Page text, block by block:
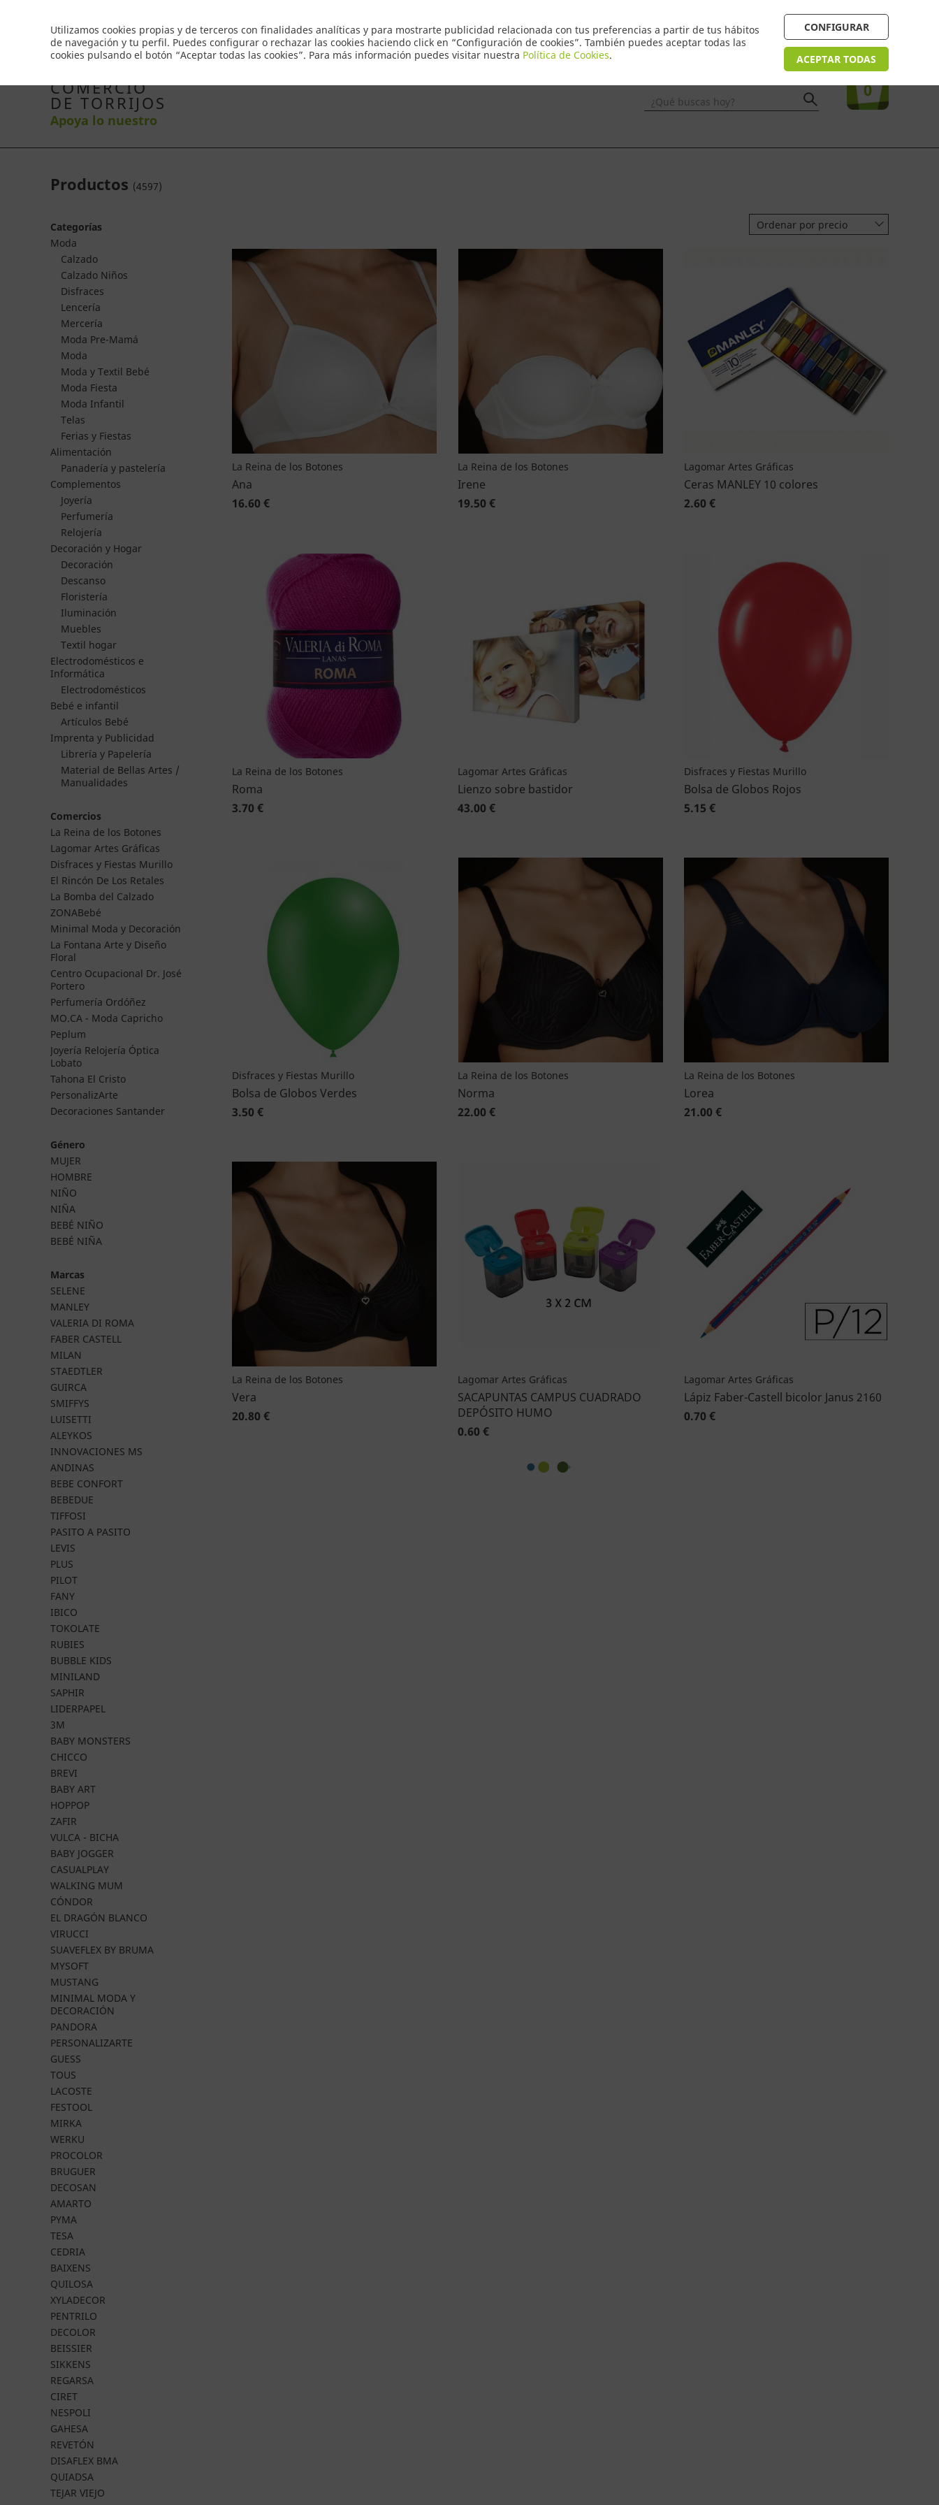
Utilizamos cookies propias y de terceros con finalidades analíticas y para mostrarte publicidad relacionada con tus preferencias a partir de tus hábitos
de navegación y tu perfil. Puedes configurar o rechazar las cookies haciendo click en “Configuración de cookies”. También puedes aceptar todas las
cookies pulsando el botón “Aceptar todas las cookies”. Para más información puedes visitar nuestra Política de Cookies.
CONFIGURAR
ACEPTAR TODAS
¿Necesitas ayuda? FAQ
Tu compra
0
Inicio Productos Comercios Ofertas Contacto
¿Qué buscas hoy?
COMERCIO
DE TORRIJOS
Apoya lo nuestro
Productos (4597)
Categorías
Moda
Calzado
Calzado Niños
Disfraces
Lencería
Mercería
Moda Pre-Mamá
Moda
Moda y Textil Bebé
Moda Fiesta
Moda Infantil
Telas
Ferias y Fiestas
Alimentación
Panadería y pastelería
Complementos
Joyería
Perfumería
Relojería
Decoración y Hogar
Decoración
Descanso
Floristería
Iluminación
Muebles
Textil hogar
Electrodomésticos e
Informática
Electrodomésticos
Bebé e infantil
Artículos Bebé
Imprenta y Publicidad
Librería y Papelería
Material de Bellas Artes /
Manualidades
Comercios
La Reina de los Botones
Lagomar Artes Gráficas
Disfraces y Fiestas Murillo
El Rincón De Los Retales
La Bomba del Calzado
ZONABebé
Minimal Moda y Decoración
La Fontana Arte y Diseño
Floral
Centro Ocupacional Dr. José
Portero
Perfumería Ordóñez
MO.CA - Moda Capricho
Peplum
Joyería Relojería Óptica
Lobato
Tahona El Cristo
PersonalizArte
Decoraciones Santander
Género
MUJER
HOMBRE
NIÑO
NIÑA
BEBÉ NIÑO
BEBÉ NIÑA
Marcas
SELENE
MANLEY
VALERIA DI ROMA
FABER CASTELL
MILAN
STAEDTLER
GUIRCA
SMIFFYS
LUISETTI
ALEYKOS
INNOVACIONES MS
ANDINAS
BEBE CONFORT
BEBEDUE
TIFFOSI
PASITO A PASITO
LEVIS
PLUS
PILOT
FANY
IBICO
TOKOLATE
RUBIES
BUBBLE KIDS
MINILAND
SAPHIR
LIDERPAPEL
3M
BABY MONSTERS
CHICCO
BREVI
BABY ART
HOPPOP
ZAFIR
VULCA - BICHA
BABY JOGGER
CASUALPLAY
WALKING MUM
CÓNDOR
EL DRAGÓN BLANCO
VIRUCCI
SUAVEFLEX BY BRUMA
MYSOFT
MUSTANG
MINIMAL MODA Y
DECORACIÓN
PANDORA
PERSONALIZARTE
GUESS
TOUS
LACOSTE
FESTOOL
MIRKA
WERKU
PROCOLOR
BRUGUER
DECOSAN
AMARTO
PYMA
TESA
CEDRIA
BAIXENS
QUILOSA
XYLADECOR
PENTRILO
DECOLOR
BEISSIER
SIKKENS
REGARSA
CIRET
NESPOLI
GAHESA
REVETÓN
DISAFLEX BMA
QUIADSA
TEJAR VIEJO
Ordenar por precio
La Reina de los Botones
Ana
16.60 €
La Reina de los Botones
Irene
19.50 €
Lagomar Artes Gráficas
Ceras MANLEY 10 colores
2.60 €
La Reina de los Botones
Roma
3.70 €
Lagomar Artes Gráficas
Lienzo sobre bastidor
43.00 €
Disfraces y Fiestas Murillo
Bolsa de Globos Rojos
5.15 €
Disfraces y Fiestas Murillo
Bolsa de Globos Verdes
3.50 €
La Reina de los Botones
Norma
22.00 €
La Reina de los Botones
Lorea
21.00 €
La Reina de los Botones
Vera
20.80 €
Lagomar Artes Gráficas
SACAPUNTAS CAMPUS CUADRADO
DEPÓSITO HUMO
0.60 €
Lagomar Artes Gráficas
Lápiz Faber-Castell bicolor Janus 2160
0.70 €